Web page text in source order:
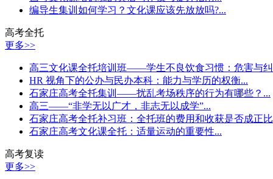
编导生集训如何学习？文化课应该先放放吗?...
高考全托
更多>>
高三文化课全托培训班——学生不良饮食习惯：危害与
HR 视角下的公办与民办本科：能力与学历的权衡...
石家庄高考全托集训——扰乱考场秩序的行为有哪些？...
高三——“非学无以广才，非志无以成学”...
石家庄高考全托补习班：全托班的费用和收获是否成正
石家庄高考文化课全托：适量运动的重要性...
高考复读
更多>>